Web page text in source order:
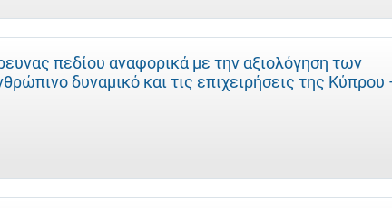
πεδίου αναφορικά με την αξιολόγηση των
δυναμικό και τις επιχειρήσεις της Κύπρου